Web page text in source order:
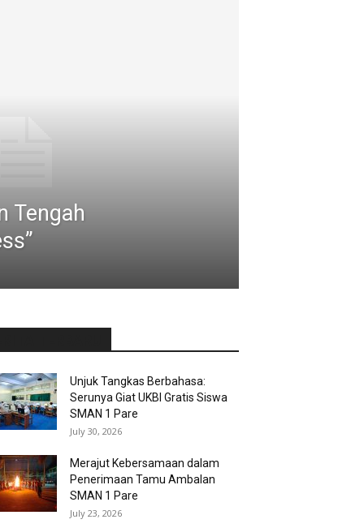
Tengah
Unjuk Tangkas Berbahasa:
Serunya Giat UKBI Gratis Siswa
SMAN 1 Pare
July 30, 2026
Merajut Kebersamaan dalam
Penerimaan Tamu Ambalan
SMAN 1 Pare
July 23, 2026